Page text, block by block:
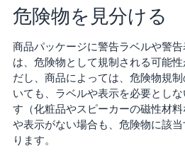
危険物を見分ける
商品パッケージに警告ラベルや警
は、危険物として規制される可能
だし、商品によっては、危険物規
いても、ラベルや表示を必要とし
す（化粧品やスピーカーの磁性材
や表示がない場合も、危険物に該
ります。